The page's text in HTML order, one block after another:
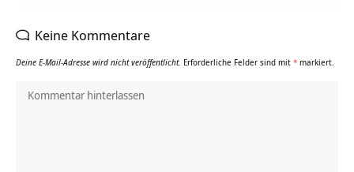
Keine Kommentare
Deine E-Mail-Adresse wird nicht veröffentlicht. Erforderliche Felder sind mit * markiert.